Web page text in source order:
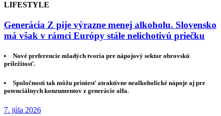
LIFESTYLE
Generácia Z pije výrazne menej alkoholu. Slovensko
má však v rámci Európy stále nelichotivú priečku
Nové preferencie mladých tvoria pre nápojový sektor obrovskú
príležitosť.
Spoločnosti tak môžu priniesť atraktívne nealkoholické nápoje aj pre
potenciálnych konzumentov z generácie alfa.
7. júla 2026